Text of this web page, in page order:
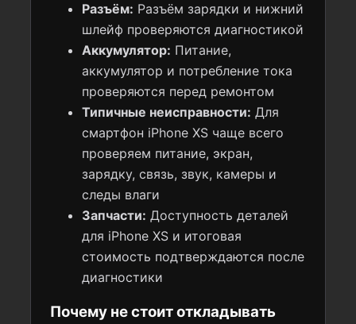
Разъём: Разъём зарядки и нижний
шлейф проверяются диагностикой
Аккумулятор: Питание,
аккумулятор и потребление тока
проверяются перед ремонтом
Типичные неисправности: Для
смартфон iPhone XS чаще всего
проверяем питание, экран,
зарядку, связь, звук, камеры и
следы влаги
Запчасти: Доступность деталей
для iPhone XS и итоговая
стоимость подтверждаются после
диагностики
Почему не стоит откладывать